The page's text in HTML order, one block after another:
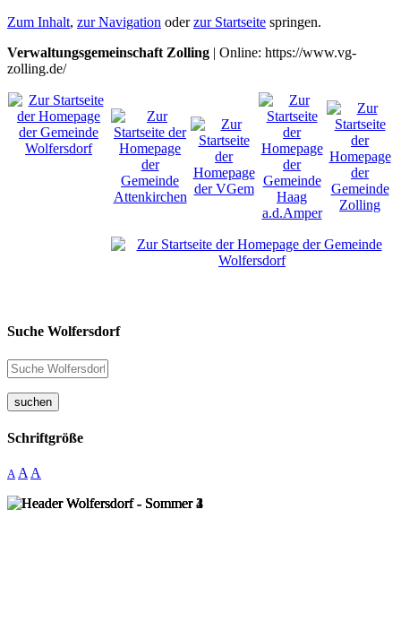
Zum Inhalt, zur Navigation oderzur Startseite springen.
Verwaltungsgemeinschaft Zolling | Online: https://www.vg-
zolling.de/
Suche Wolfersdorf
suchen
Schriftgröße
A A A